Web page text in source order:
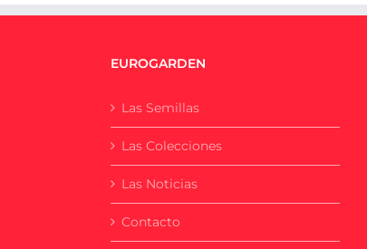
EUROGARDEN
Las Semillas
Las Colecciones
Las Noticias
Contacto